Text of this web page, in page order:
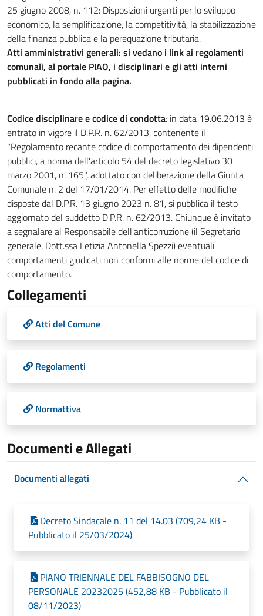
25 giugno 2008, n. 112: Disposizioni urgenti per lo sviluppo
economico, la semplificazione, la competitività, la stabilizzazione
della finanza pubblica e la perequazione tributaria.
Atti amministrativi generali: si vedano i link ai regolamenti
comunali, al portale PIAO, i disciplinari e gli atti interni
pubblicati in fondo alla pagina.
Codice disciplinare e codice di condotta: in data 19.06.2013 è
entrato in vigore il D.P.R. n. 62/2013, contenente il
"Regolamento recante codice di comportamento dei dipendenti
pubblici, a norma dell'articolo 54 del decreto legislativo 30
marzo 2001, n. 165", adottato con deliberazione della Giunta
Comunale n. 2 del 17/01/2014. Per effetto delle modifiche
disposte dal D.P.R. 13 giugno 2023 n. 81, si pubblica il testo
aggiornato del suddetto D.P.R. n. 62/2013. Chiunque è invitato
a segnalare al Responsabile dell'anticorruzione (il Segretario
generale, Dott.ssa Letizia Antonella Spezzi) eventuali
comportamenti giudicati non conformi alle norme del codice di
comportamento.
Collegamenti
Atti del Comune
Regolamenti
Normattiva
Documenti e Allegati
Documenti allegati
Decreto Sindacale n. 11 del 14.03 (709,24 KB -
Pubblicato il 25/03/2024)
PIANO TRIENNALE DEL FABBISOGNO DEL
PERSONALE 20232025 (452,88 KB - Pubblicato il
08/11/2023)